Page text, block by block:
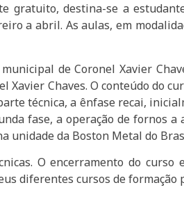
gratuito, destina-se a
a abril. As aulas, em
de Coronel Xavier
Xavier Chaves. O conteúdo do
técnica, a ênfase recai,
fase, a operação de fornos a
unidade da Boston Metal do
O encerramento do curso
diferentes cursos de formação